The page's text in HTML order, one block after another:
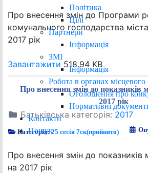
Політика
Цілі
Партнери
Інформація
ЗМІ
Інформація
Робота в органах
Оголошення про
Нормативні
Контакти
Пошук
Про внесення змін до Програми
комунального господарства
2017 рік
Завантажити 518.94 KB
Про внесення змін до показників
2017 рік
Батьківська категорія: 2017
Категорія:25 сесія 7ск(прийнято)
Про внесення змін до
на 2017 рік